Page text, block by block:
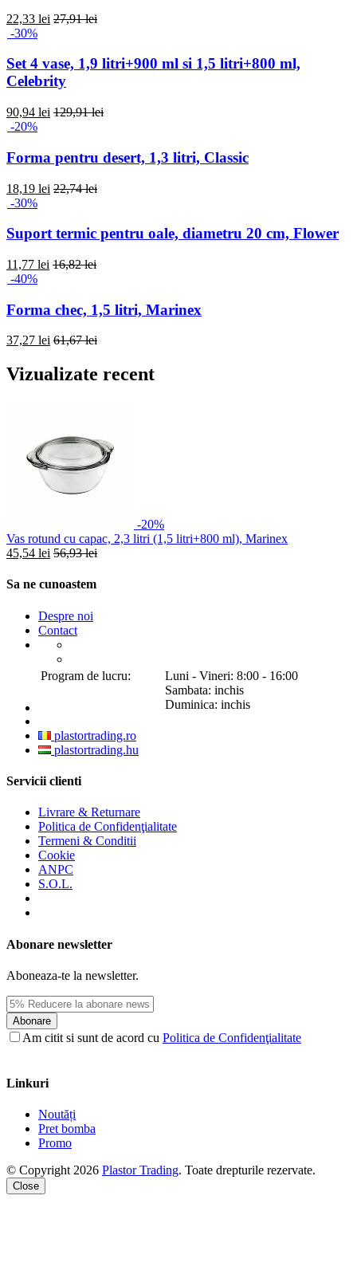
22,33 lei 27,91 lei
-30%
Set 4 vase, 1,9 litri+900 ml si 1,5 litri+800 ml,
Celebrity
90,94 lei 129,91 lei
-20%
Forma pentru desert, 1,3 litri, Classic
18,19 lei 22,74 lei
-30%
Suport termic pentru oale, diametru 20 cm, Flower
11,77 lei 16,82 lei
-40%
Forma chec, 1,5 litri, Marinex
37,27 lei 61,67 lei
Vizualizate recent
-20%
Vas rotund cu capac, 2,3 litri (1,5 litri+800 ml), Marinex
45,54 lei 56,93 lei
Sa ne cunoastem
Despre noi
Contact
Program de lucru:
Luni - Vineri: 8:00 - 16:00
Sambata: inchis
Duminica: inchis
plastortrading.ro
plastortrading.hu
Servicii clienti
Livrare & Returnare
Politica de Confidenţialitate
Termeni & Conditii
Cookie
ANPC
S.O.L.
Abonare newsletter
Aboneaza-te la newsletter.
Abonare
Am citit si sunt de acord cu Politica de Confidenţialitate
Linkuri
Noutăți
Pret bomba
Promo
© Copyright 2026 Plastor Trading. Toate drepturile rezervate.
Close